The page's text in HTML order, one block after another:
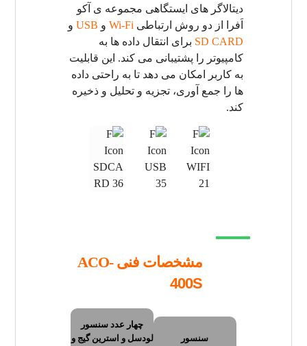
دیتالاگر های ایستگاهی مجموعه ی آکو
اَفرا از دو روش ارتباطی Wi-Fi و USB و
SD CARD برای انتقال داده ها به
کامپیوتر را پشتیبانی می کند. این قابلیت
به کاربر امکان می دهد تا به راحتی داده
ها را جمع آوری، تجزیه و تحلیل و ذخیره
کند.
مشخصات فنی ACO-
400S
سنسور
چهار عدد سنسور
لودسل و استرین گیج و